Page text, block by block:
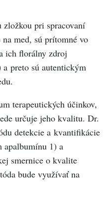
pri spracovaní
med, sú prítomné vo
ich florálny zdroj
preto sú autentickým
terapeutických účinkov,
určuje jeho kvalitu. Dr.
detekcie a kvantifikácie
apalbumínu 1) a
smernice o kvalite
bude využívať na